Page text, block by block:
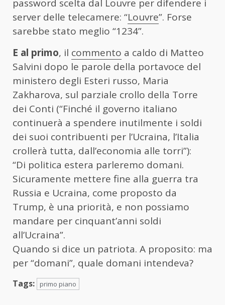
password scelta dal Louvre per difendere i
server delle telecamere: “Louvre”. Forse
sarebbe stato meglio “1234”.
E al primo, il commento a caldo di Matteo
Salvini dopo le parole della portavoce del
ministero degli Esteri russo, Maria
Zakharova, sul parziale crollo della Torre
dei Conti (“Finché il governo italiano
continuerà a spendere inutilmente i soldi
dei suoi contribuenti per l’Ucraina, l’Italia
crollerà tutta, dall’economia alle torri”):
“Di politica estera parleremo domani.
Sicuramente mettere fine alla guerra tra
Russia e Ucraina, come proposto da
Trump, è una priorità, e non possiamo
mandare per cinquant’anni soldi
all’Ucraina”.
Quando si dice un patriota. A proposito: ma
per “domani”, quale domani intendeva?
Tags: primo piano